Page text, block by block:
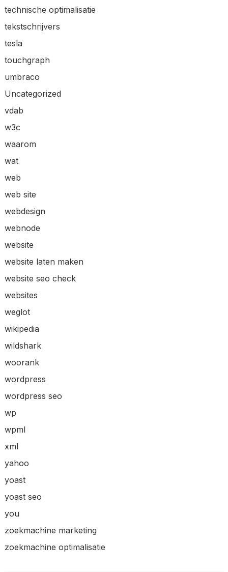
technische optimalisatie
tekstschrijvers
tesla
touchgraph
umbraco
Uncategorized
vdab
w3c
waarom
wat
web
web site
webdesign
webnode
website
website laten maken
website seo check
websites
weglot
wikipedia
wildshark
woorank
wordpress
wordpress seo
wp
wpml
xml
yahoo
yoast
yoast seo
you
zoekmachine marketing
zoekmachine optimalisatie